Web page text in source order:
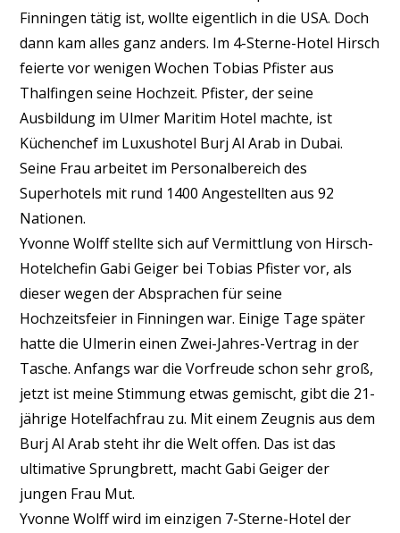
Finningen tätig ist, wollte eigentlich in die USA. Doch
dann kam alles ganz anders. Im 4-Sterne-Hotel Hirsch
feierte vor wenigen Wochen Tobias Pfister aus
Thalfingen seine Hochzeit. Pfister, der seine
Ausbildung im Ulmer Maritim Hotel machte, ist
Küchenchef im Luxushotel Burj Al Arab in Dubai.
Seine Frau arbeitet im Personalbereich des
Superhotels mit rund 1400 Angestellten aus 92
Nationen.
Yvonne Wolff stellte sich auf Vermittlung von Hirsch-
Hotelchefin Gabi Geiger bei Tobias Pfister vor, als
dieser wegen der Absprachen für seine
Hochzeitsfeier in Finningen war. Einige Tage später
hatte die Ulmerin einen Zwei-Jahres-Vertrag in der
Tasche. Anfangs war die Vorfreude schon sehr groß,
jetzt ist meine Stimmung etwas gemischt, gibt die 21-
jährige Hotelfachfrau zu. Mit einem Zeugnis aus dem
Burj Al Arab steht ihr die Welt offen. Das ist das
ultimative Sprungbrett, macht Gabi Geiger der
jungen Frau Mut.
Yvonne Wolff wird im einzigen 7-Sterne-Hotel der